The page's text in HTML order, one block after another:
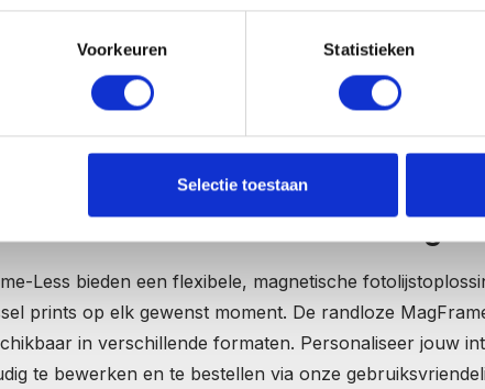
Voorkeuren Statistieken
Selectie toestaan
en Personalizeren met
Less bieden een flexibele, magnetische
prints op elk gewenst moment. De randloze
in verschillende formaten. Personaliseer jouw
te bewerken en te bestellen via onze